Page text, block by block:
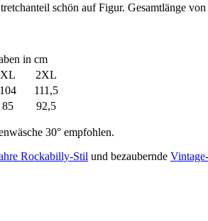
schön auf Figur. Gesamtlänge
in cm
XL
2XL
104
111,5
85 92,5
30° empfohlen.
Rockabilly-Stil und bezaubernde